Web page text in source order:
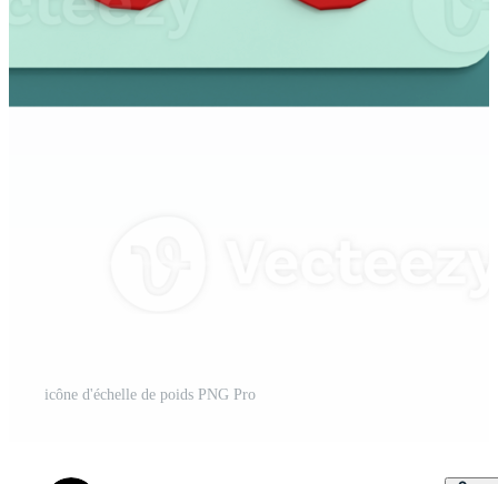
icône d'échelle de poids PNG Pro